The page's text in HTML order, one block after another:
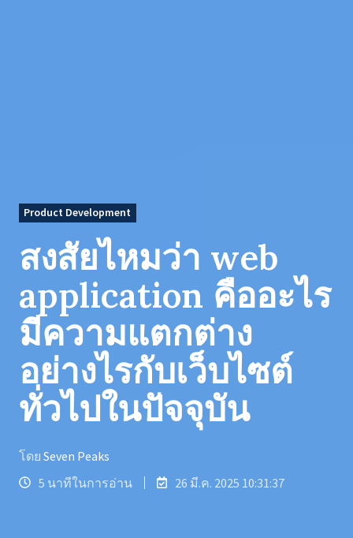
Product Development
สงสัยไหมว่า web
application คืออะไร
มีความแตกต่าง
อย่างไรกับเว็บไซต์
ทั่วไปในปัจจุบัน
โดย Seven Peaks
5 นาทีในการอ่าน
26 มี.ค. 2025 10:31:37